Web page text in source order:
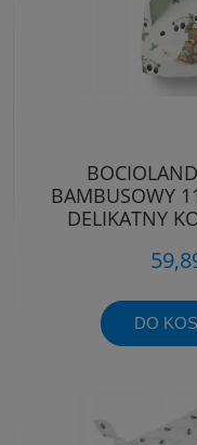
BAMBUSOWY
DELIKATNY
DO